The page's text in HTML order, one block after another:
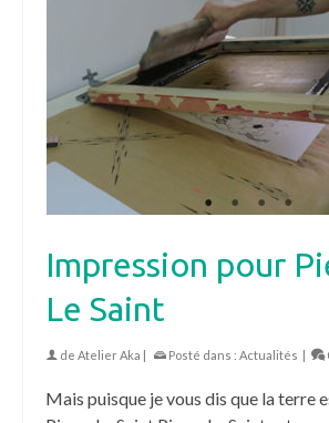
Impression pour
Le Saint
de Atelier Aka | Posté dans : Actualités |
Mais puisque je vous dis que la terre